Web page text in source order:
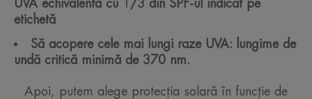
UVA echivalentă cu 1/3 din SPF-ul indicat pe
etichetă
Să acopere cele mai lungi raze UVA: lungime de
undă critică minimă de 370 nm.
Apoi, putem alege protecția solară în funcție de